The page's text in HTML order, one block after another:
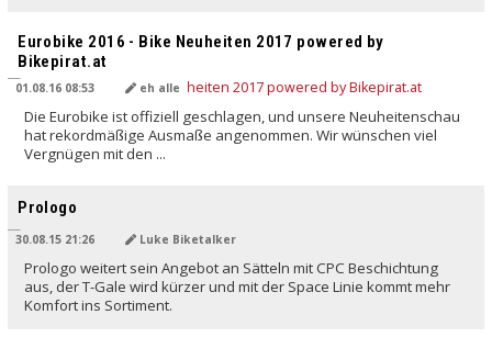
Eurobike 2016 - Bike Neuheiten 2017 powered by
Bikepirat.at
01.08.16 08:53 eh alle
Die Eurobike ist offiziell geschlagen, und unsere Neuheitenschau
hat rekordmäßige Ausmaße angenommen. Wir wünschen viel
Vergnügen mit den ...
Prologo
30.08.15 21:26 Luke Biketalker
Prologo weitert sein Angebot an Sätteln mit CPC Beschichtung
aus, der T-Gale wird kürzer und mit der Space Linie kommt mehr
Komfort ins Sortiment.